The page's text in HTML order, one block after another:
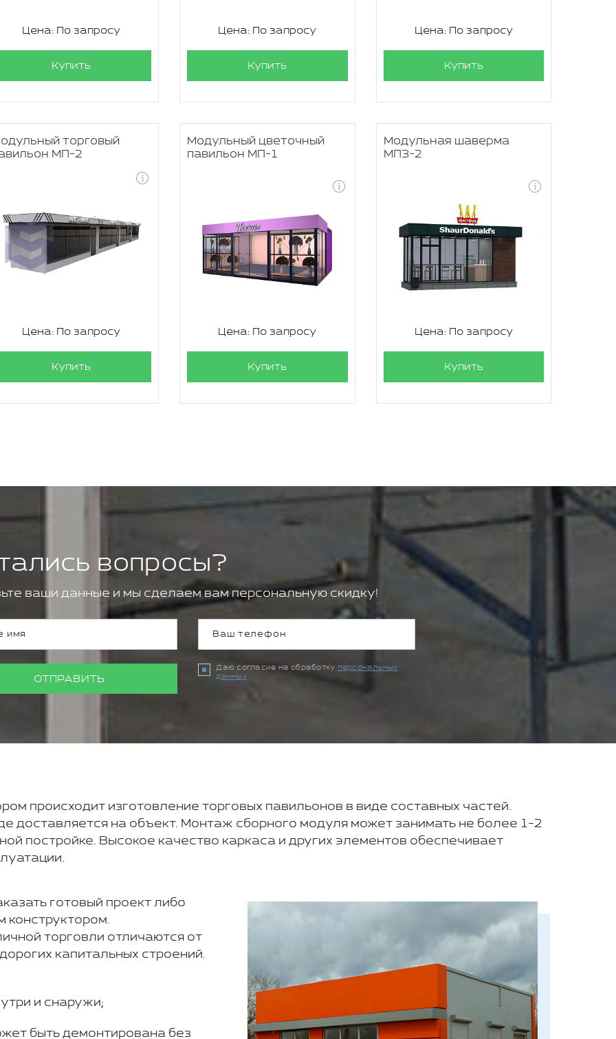
Цена: По запросу
Купить
Цена: По запросу
Купить
Цена: По запросу
Купить
торговый
МП-2
Цена: По запросу
Купить
Модульный цветочный
павильон МП-1
Цена: По запросу
Купить
Модульная шаверма
МПЗ-2
Цена: По запросу
Купить
вопросы?
ваши данные и мы сделаем вам персональную скидку!
ОТПРАВИТЬ
Даю согласие на обработку персональных
данных
происходит изготовление торговых павильонов в виде составных частей.
доставляется на объект. Монтаж сборного модуля может занимать не более 1-2
постройке. Высокое качество каркаса и других элементов обеспечивает
готовый проект либо
конструктором.
торговли отличаются от
капитальных строений.
и снаружи;
быть демонтирована без